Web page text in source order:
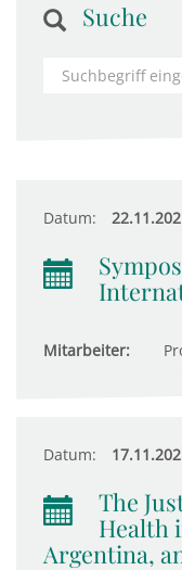
Suche
Datum:
Mitarbeiter:
Datum:
The
Health
Argentina,